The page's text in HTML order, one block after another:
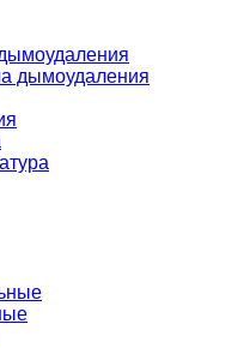
дымоудаления